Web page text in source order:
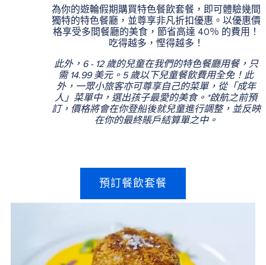
為你的遊輪假期購買特色餐飲套餐，即可體驗幾間
獨特的特色餐廳，並尊享非凡折扣優惠。以優惠價
格享受多間餐廳的美食，節省高達 40％ 的費用！
吃得越多，慳得越多！
此外，6 - 12 歲的兒童在我們的特色餐廳用餐，只
需 14.99 美元。5 歲以下兒童餐飲費用全免！此
外，一眾小旅客亦可尊享自己的菜單，從「成年
人」菜單中，選出孩子最愛的美食。*啟航之前預
訂，價格將會在你登船後就兒童進行調整，並反映
在你的最終賬戶結算單之中。
預訂餐飲套餐